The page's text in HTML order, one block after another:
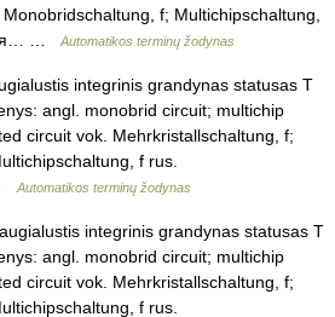
f; Multichipschaltung,
…
Automatikos terminų žodynas
integrinis grandynas statusas T
angl. monobrid circuit; multichip
circuit vok. Mehrkristallschaltung, f;
f rus.
Automatikos terminų žodynas
integrinis grandynas statusas T
angl. monobrid circuit; multichip
circuit vok. Mehrkristallschaltung, f;
f rus.